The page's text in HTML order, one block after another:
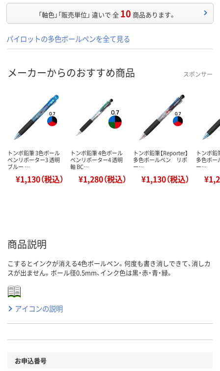
「軸色」「販売単位」 違いで 全 10 商品あります。
パイロットの多色ボールペンを全て見る
メーカーからのおすすめ商品 スポンサー
トンボ鉛筆 3色ボール
ペンリポーター3 透明
ブルー …
¥1,130（税込）
トンボ鉛筆 4色ボール
ペンリポーター4 透明
軸 BC…
¥1,280（税込）
トンボ鉛筆【Reporter】
多色ボールペン リポ
ー…
¥1,130（税込）
トンボ鉛
多色ボ
ー…
商品説明
こするとインクが消える4色ボールペン。何度も書き消しできて、消しカ
スが出ません。ボール径0.5mm、インク色は黒・赤・青・緑。
アイコンの説明
お申込番号